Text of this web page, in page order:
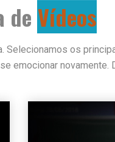
de Vídeos
Selecionamos os
emocionar novamente.